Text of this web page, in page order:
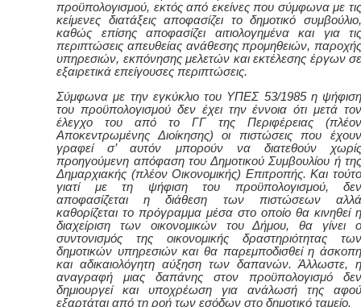
προϋπολογισμού, εκτός από εκείνες που σύμφωνα με τις
κείμενες διατάξεις αποφασίζει το δημοτικό συμβούλιο,
καθώς επίσης αποφασίζει αιτιολογημένα και για τις
περιπτώσεις απευθείας ανάθεσης προμηθειών, παροχής
υπηρεσιών, εκπόνησης μελετών και εκτέλεσης έργων σε
εξαιρετικά επείγουσες περιπτώσεις.
Σύμφωνα με την εγκύκλιο του ΥΠΕΣ 53/1985 η ψήφιση
του προϋπολογισμού δεν έχει την έννοια ότι μετά τον
έλεγχο του από το ΓΓ της Περιφέρειας (πλέον
Αποκεντρωμένης Διοίκησης) οι πιστώσεις που έχουν
γραφεί σ’ αυτόν μπορούν να διατεθούν χωρίς
προηγούμενη απόφαση του Δημοτικού Συμβουλίου ή της
Δημαρχιακής (πλέον Οικονομικής) Επιτροπής. Και τούτο
γιατί με τη ψήφιση του προϋπολογισμού, δεν
αποφασίζεται η διάθεση των πιστώσεων αλλά
καθορίζεται το πρόγραμμα μέσα στο οποίο θα κινηθεί η
διαχείριση των οικονομικών του Δήμου, θα γίνει ο
συντονισμός της οικονομικής δραστηριότητας των
δημοτικών υπηρεσιών και θα παρεμποδισθεί η άσκοπη
και αδικαιολόγητη αύξηση των δαπανών. Άλλωστε, η
αναγραφή μιας δαπάνης στον προϋπολογισμό δεν
δημιουργεί και υποχρέωση για ανάλωσή της αφού
εξαρτάται από τη ροή των εσόδων στο δημοτικό ταμείο.